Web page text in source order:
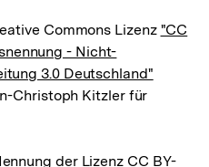
Commons Lizenz "CC
- Nicht-
3.0 Deutschland"
Christoph Kitzler für
der Lizenz CC BY-